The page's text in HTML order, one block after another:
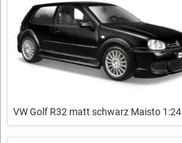
VW Golf R32 matt schwarz Maisto 1:24